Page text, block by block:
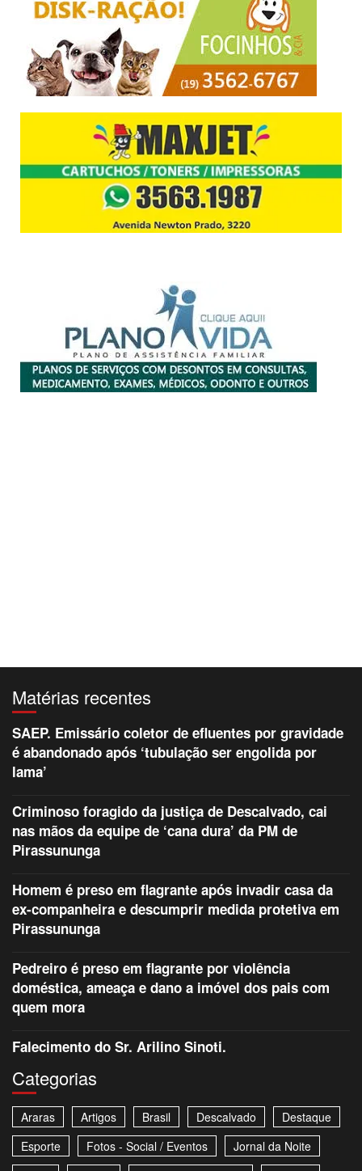
Matérias recentes
SAEP. Emissário coletor de efluentes por gravidade
é abandonado após ‘tubulação ser engolida por
lama’
Criminoso foragido da justiça de Descalvado, cai
nas mãos da equipe de ‘cana dura’ da PM de
Pirassununga
Homem é preso em flagrante após invadir casa da
ex-companheira e descumprir medida protetiva em
Pirassununga
Pedreiro é preso em flagrante por violência
doméstica, ameaça e dano a imóvel dos pais com
quem mora
Falecimento do Sr. Arilino Sinoti.
Categorias
Araras Artigos Brasil Descalvado
Destaque
Esporte
Fotos - Social / Eventos
Jornal da Noite